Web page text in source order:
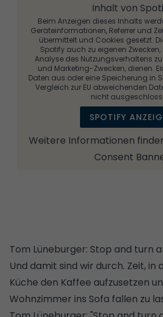
Inhalt von
Beim Anzeigen dieses Inhalts
Geräteinformationen, Referrer und
übermittelt und Cookies gesetzt.
Spotify auch zu eigenen
Analyse des Nutzungsverhaltens
und Marketing-Zwecken, dienen.
Daten aus oder eine Speicherung in
Vergleich zur EU abweichenden
nicht
SPOTIFY
Weitere Informationen
Consent
Tom Lüneburger: Stop and turn
Und damit sind wir durch. Zeit, in
Küche den Kaffee aufzusetzen
Wohnzimmer ins Sofa fallen zu